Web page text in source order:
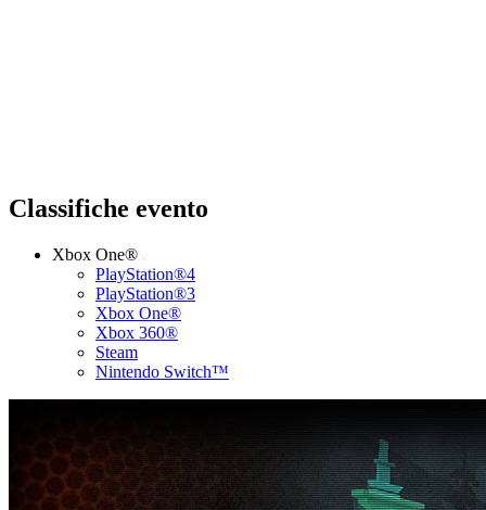
Classifiche evento
Xbox One®
PlayStation®4
PlayStation®3
Xbox One®
Xbox 360®
Steam
Nintendo Switch™